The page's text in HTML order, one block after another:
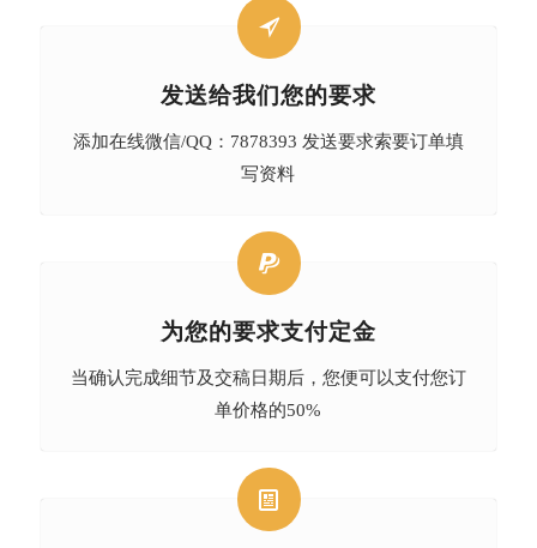
发送给我们您的要求
添加在线微信/QQ：7878393 发送要求索要订单填
写资料
为您的要求支付定金
当确认完成细节及交稿日期后，您便可以支付您订
单价格的50%